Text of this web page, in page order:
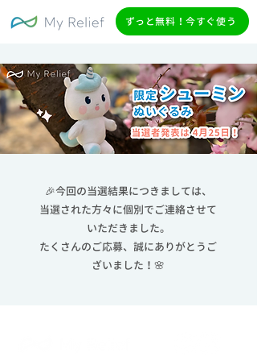
ずっと無料！今すぐ使う
🎉今回の当選結果につきましては、
当選された方々に個別でご連絡させて
いただきました。
たくさんのご応募、誠にありがとうご
ざいました！🌸